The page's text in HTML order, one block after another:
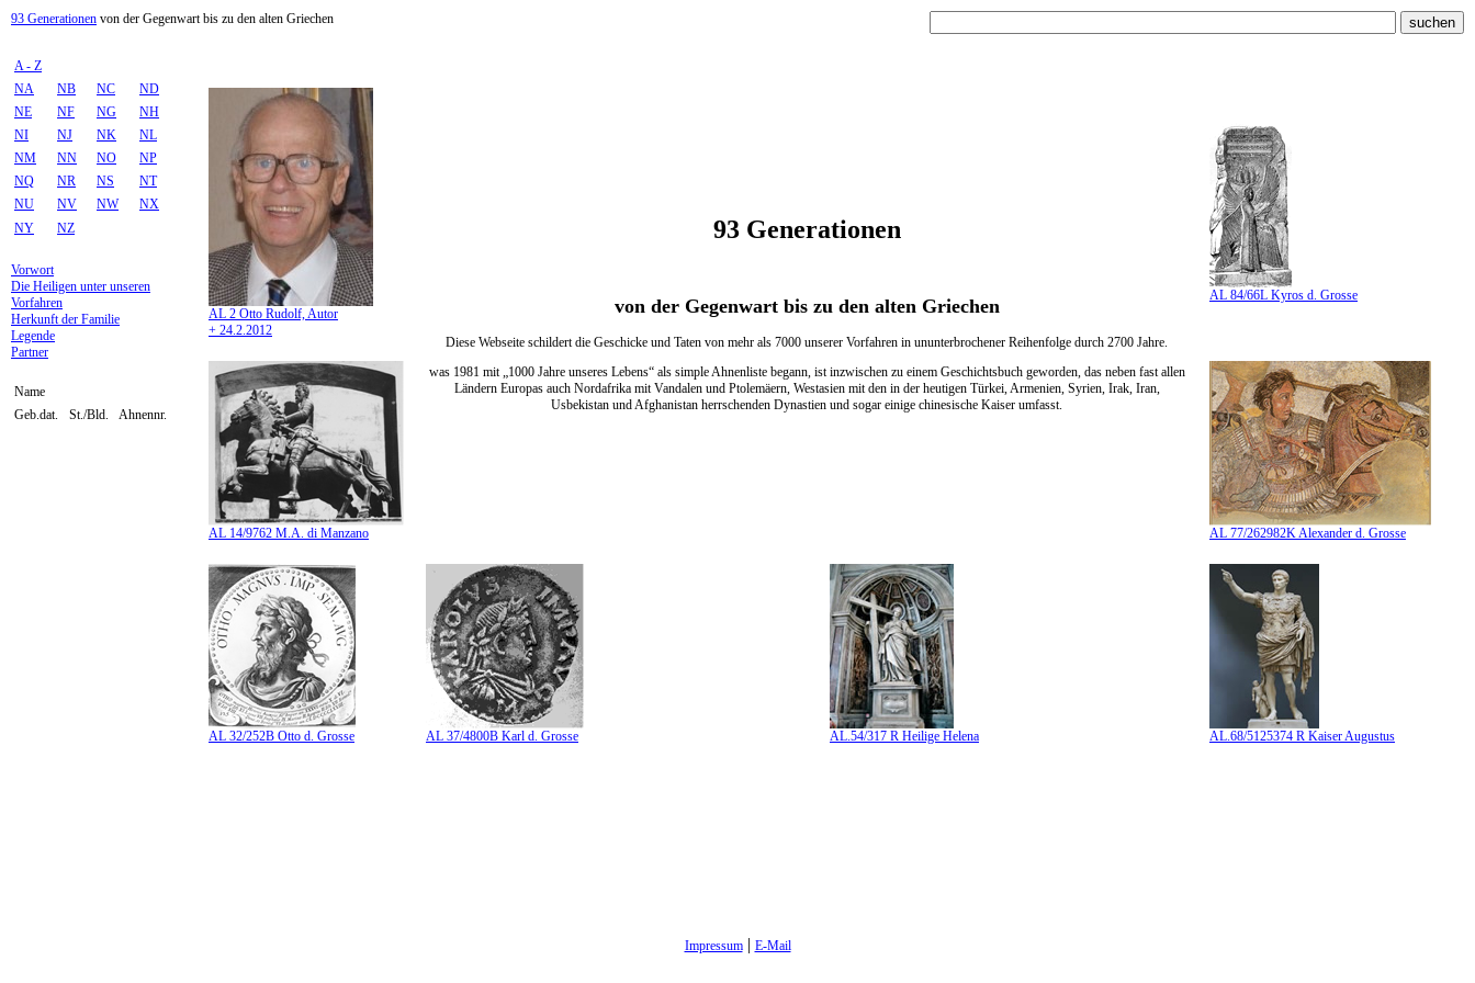
93 Generationen von der Gegenwart bis zu den alten Griechen
A - Z
NA
NB NC
ND
NE
NF NG
NH
NI
NJ NK
NL
NM
NN NO
NP
NQ
NR NS
NT
NU
NV NW
NX
NY
NZ
Vorwort
Die Heiligen unter unseren
Vorfahren
Herkunft der Familie
Legende
Partner
Name
Geb.dat.
St./Bld. Ahnennr.
AL 2 Otto Rudolf, Autor
+ 24.2.2012
93 Generationen
von der Gegenwart bis zu den alten Griechen
Diese Webseite schildert die Geschicke und Taten von mehr als 7000 unserer Vorfahren in ununterbrochener Reihenfolge durch 2700 Jahre.
was 1981 mit „1000 Jahre unseres Lebens“ als simple Ahnenliste begann, ist inzwischen zu einem Geschichtsbuch geworden, das neben fast allen
Ländern Europas auch Nordafrika mit Vandalen und Ptolemäern, Westasien mit den in der heutigen Türkei, Armenien, Syrien, Irak, Iran,
Usbekistan und Afghanistan herrschenden Dynastien und sogar einige chinesische Kaiser umfasst.
AL 84/66L Kyros d. Grosse
AL 14/9762 M.A. di Manzano AL 77/262982K Alexander d. Grosse
AL 32/252B Otto d. Grosse AL 37/4800B Karl d. Grosse AL.54/317 R Heilige Helena AL.68/5125374 R Kaiser Augustus
Impressum| E-Mail